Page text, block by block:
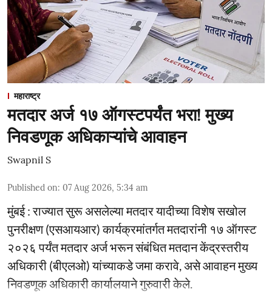
महाराष्ट्र
मतदार अर्ज १७ ऑगस्टपर्यंत भरा! मुख्य
निवडणूक अधिकाऱ्यांचे आवाहन
Swapnil S
Published on: 07 Aug 2026, 5:34 am
मुंबई : राज्यात सुरू असलेल्या मतदार यादीच्या विशेष सखोल
पुनरीक्षण (एसआयआर) कार्यक्रमांतर्गत मतदारांनी १७ ऑगस्ट
२०२६ पर्यंत मतदार अर्ज भरून संबंधित मतदान केंद्रस्तरीय
अधिकारी (बीएलओ) यांच्याकडे जमा करावे, असे आवाहन मुख्य
निवडणूक अधिकारी कार्यालयाने गुरुवारी केले.